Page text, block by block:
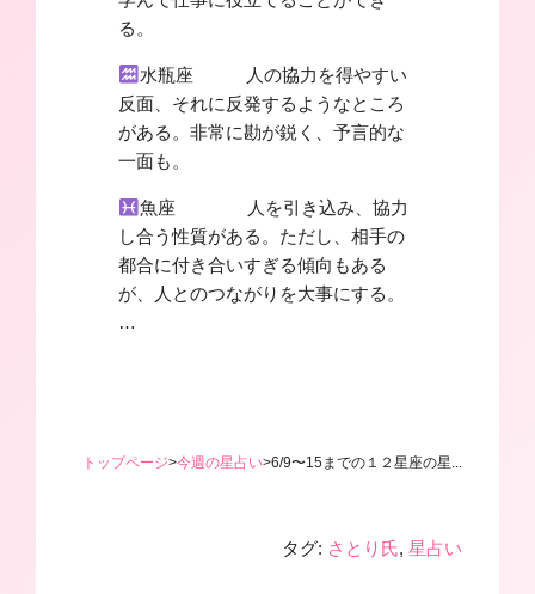
る。
水瓶座 人の協力を得やすい
反面、それに反発するようなところ
がある。非常に勘が鋭く、予言的な
一面も。
魚座 人を引き込み、協力
し合う性質がある。ただし、相手の
都合に付き合いすぎる傾向もある
が、人とのつながりを大事にする。
…
トップページ>今週の星占い>6/9〜15までの１２星座の星...
タグ: さとり氏,星占い